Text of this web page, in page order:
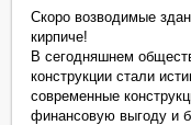
Скоро возводимые
кирпиче!
В сегодняшнем
конструкции стали
современные
финансовую выгоду и